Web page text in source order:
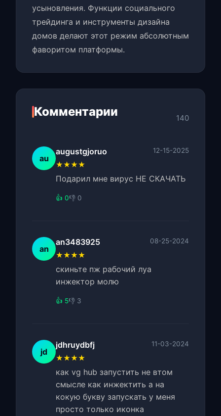
усыновления. Функции социального
трейдинга и инструменты дизайна
домов делают этот режим абсолютным
фаворитом платформы.
Комментарии 140
au
augustgjoruo 12-15-2025
★★★★
Подарил мне вирус НЕ СКАЧАТЬ
👍 0👎 0
an
an3483925 08-25-2024
★★★★
скиньте пж рабочий луа
инжектор молю
👍 5👎 3
jd
jdhruydbfj 11-03-2024
★★★★
как vg hub запустить не втом
смысле как инжектить а на
кокую букву запускать у меня
просто только иконка